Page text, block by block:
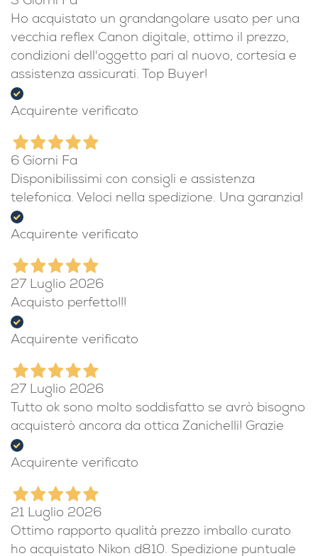
Acquirente verificato
3 Giorni Fa
Ho acquistato un grandangolare usato per una
vecchia reflex Canon digitale, ottimo il prezzo,
condizioni dell'oggetto pari al nuovo, cortesia e
Acquirente verificato
6 Giorni Fa
Disponibilissimi con consigli e assistenza
Acquirente verificato
27 Luglio 2026
Acquirente verificato
27 Luglio 2026
Tutto ok sono molto soddisfatto se avrò bisogno
Acquirente verificato